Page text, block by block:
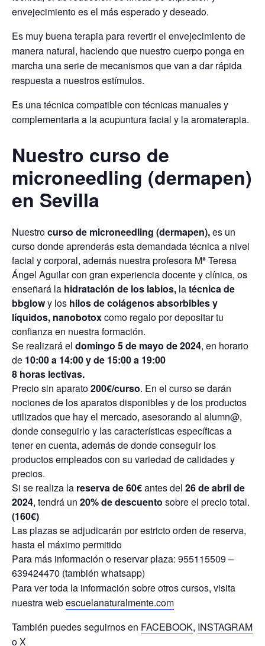
envejecimiento es el más esperado y deseado.
Es muy buena terapia para revertir el envejecimiento de
manera natural, haciendo que nuestro cuerpo ponga en
marcha una serie de mecanismos que van a dar rápida
respuesta a nuestros estímulos.
Es una técnica compatible con técnicas manuales y
complementaria a la acupuntura facial y la aromaterapia.
Nuestro curso de
microneedling (dermapen)
en Sevilla
Nuestrocurso de microneedling (dermapen),es un
curso donde aprenderás esta demandada técnica a nivel
facial y corporal, además nuestra profesora Mª Teresa
Ángel Aguilar con gran experiencia docente y clínica, os
enseñará la hidratación de los labios, latécnica de
bbglowy los hilos de colágenos absorbibles y
líquidos, nanobotoxcomo regalo por depositar tu
confianza en nuestra formación.
Se realizará el domingo 5 de mayo de 2024, en horario
de 10:00 a 14:00 y de 15:00 a 19:00
8 horas lectivas.
Preciosin aparato200€/curso. En el curso se darán
nociones de los aparatos disponibles y de los productos
utilizados que hay el mercado, asesorando al alumn@,
donde conseguirlo y las características específicas a
tener en cuenta, además de donde conseguir los
productos empleados con su variedad de calidades y
precios.
Si se realiza la reserva de 60€antes del 26 de abril de
2024, tendrá un 20% de descuento sobre el precio total.
(160€)
Las plazas se adjudicarán por estricto orden de reserva,
hasta el máximo permitido
Para más información o reservar plaza: 955115509 –
639424470 (también whatsapp)
Para ver toda la información sobre otros cursos, visita
nuestra webescuelanaturalmente.com
También puedes seguirnos en FACEBOOK, INSTAGRAM
oX